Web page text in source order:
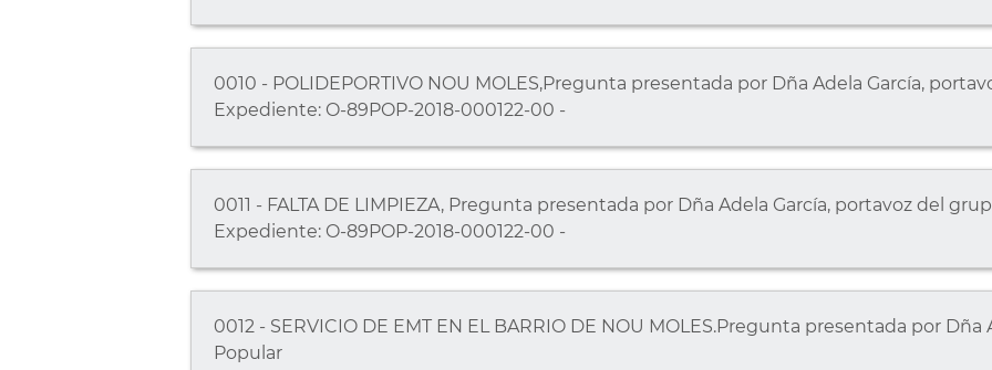
0010 - POLIDEPORTIVO NOU MOLES,Pregunta presentada por Dña Adela García,
Expediente: O-89POP-2018-000122-00 -
0011 - FALTA DE LIMPIEZA, Pregunta presentada por Dña Adela García, portavoz del
Expediente: O-89POP-2018-000122-00 -
0012 - SERVICIO DE EMT EN EL BARRIO DE NOU MOLES.Pregunta presentada por
Popular